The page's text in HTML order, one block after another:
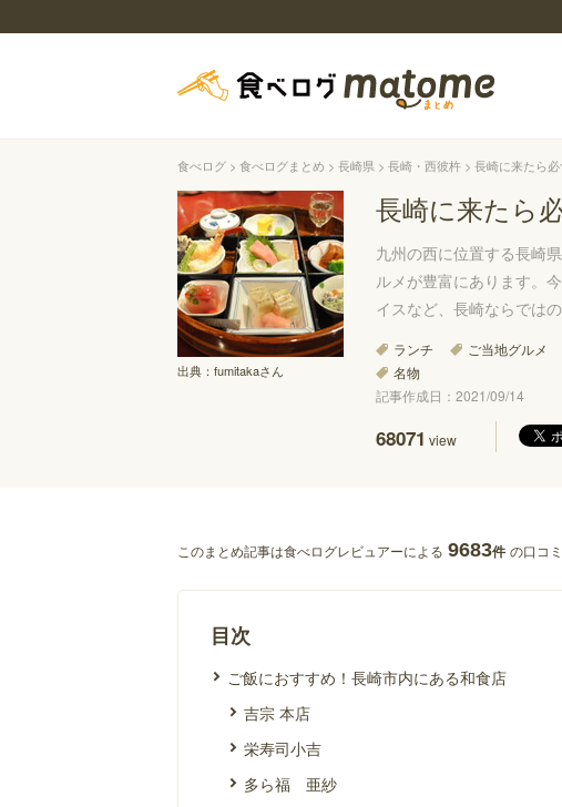
食べログ 食べログまとめ 長崎県 長崎・西彼杵 長崎に来たら
出典： fumitakaさん
長崎に来たら
九州の西に位置する長崎
ルメが豊富にあります。
イスなど、長崎ならでは
ランチ ご当地グルメ
名物
記事作成日：2021/09/14
68071 view
このまとめ記事は食べログレビュアーによる 9683件 の口コ
目次
ご飯におすすめ！長崎市内にある和食店
吉宗 本店
栄寿司小吉
多ら福 亜紗